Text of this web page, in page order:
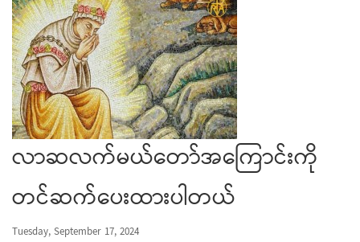
လာဆလက်မယ်တော်အကြောင်းကို
တင်ဆက်ပေးထားပါတယ်
Tuesday, September 17, 2024